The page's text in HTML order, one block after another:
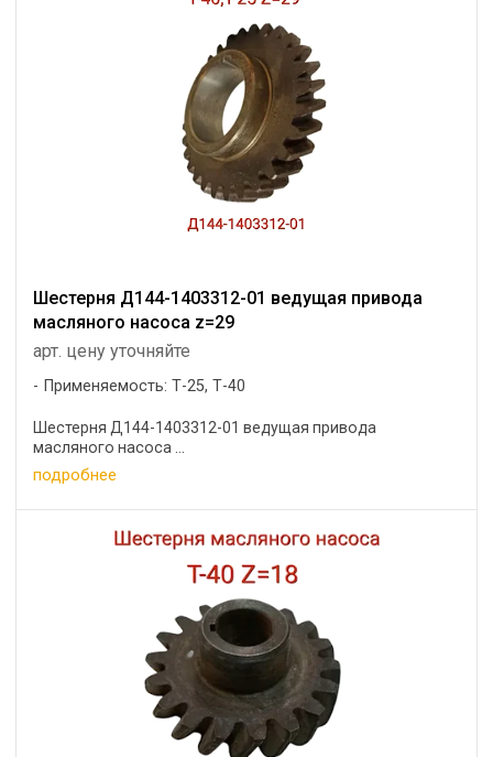
Шестерня Д144-1403312-01 ведущая привода
масляного насоса z=29
арт. цену уточняйте
Применяемость: Т-25, Т-40
Шестерня Д144-1403312-01 ведущая привода
масляного насоса ...
подробнее